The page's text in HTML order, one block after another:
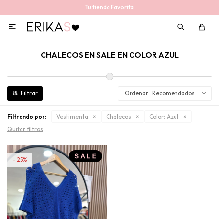
Tu tienda Favorita

CHALECOS EN SALE EN COLOR AZUL
Recomendados
Filtrando por: Vestimenta Chalecos Color: Azul
Quitar filtros
25